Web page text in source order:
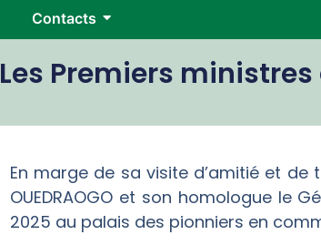
Contacts
Les Premiers
En marge de sa visite d’amitié et de
OUEDRAOGO et son homologue le
2025 au palais des pionniers en